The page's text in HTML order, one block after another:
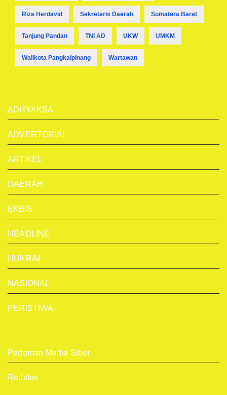
Riza Herdavid Sekretaris Daerah Sumatera Barat
Tanjung Pandan TNI AD UKW UMKM
Walikota Pangkalpinang Wartawan
ADHYAKSA
ADVERTORIAL
ARTiKEL
DAERAH
EKBIS
HEADLINE
HUKRIM
NASIONAL
PERISTIWA
Pedoman Media Siber
Redaksi